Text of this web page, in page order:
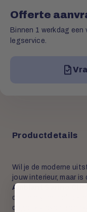
Offerte
Binnen 1 werkdag
legservice.
Productdetails
Wil je de moderne
jouw interieur, maar
Ambiant Sarino
de trendy betonlook
dagelijks leven